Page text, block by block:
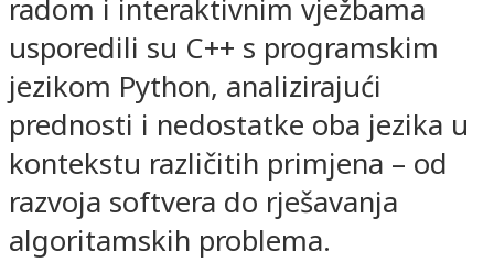
radom i interaktivnim vježbama
usporedili su C++ s programskim
jezikom Python, analizirajući
prednosti i nedostatke oba jezika u
kontekstu različitih primjena – od
razvoja softvera do rješavanja
algoritamskih problema.